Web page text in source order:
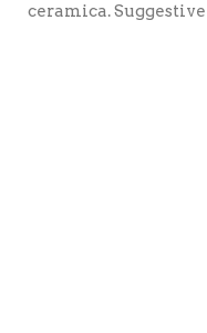
ceramica.